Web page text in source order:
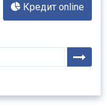
Кредит online